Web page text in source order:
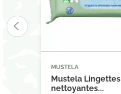
 
MUSTELA
Mustela Lingettes
nettoyantes...